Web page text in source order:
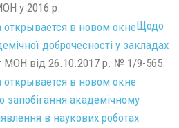
у 2016 р.
Щодо
доброчесності у закладах
МОН від 26.10.2017 р. № 1/9-565.
запобігання академічному
в наукових роботах